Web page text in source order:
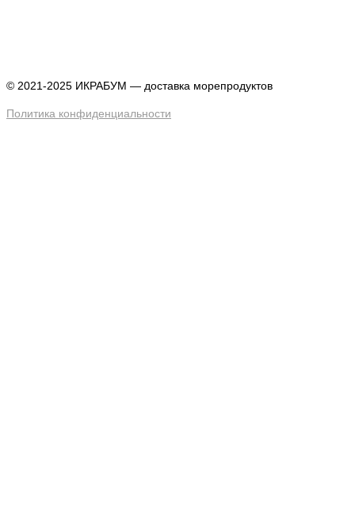
© 2021-2025 ИКРАБУМ — доставка морепродуктов
Политика конфиденциальности